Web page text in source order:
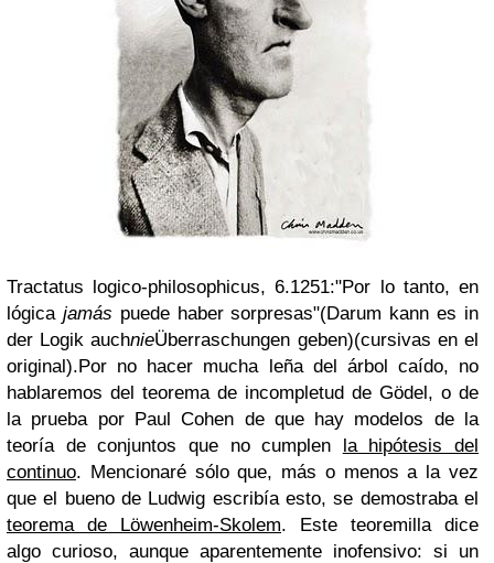
Tractatus logico-philosophicus, 6.1251:"Por lo tanto, en
lógica jamás puede haber sorpresas"(Darum kann es in
der Logik auchnieÜberraschungen geben)(cursivas en el
original).Por no hacer mucha leña del árbol caído, no
hablaremos del teorema de incompletud de Gödel, o de
la prueba por Paul Cohen de que hay modelos de la
teoría de conjuntos que no cumplen la hipótesis del
continuo. Mencionaré sólo que, más o menos a la vez
que el bueno de Ludwig escribía esto, se demostraba el
teorema de Löwenheim-Skolem. Este teoremilla dice
algo curioso, aunque aparentemente inofensivo: si un